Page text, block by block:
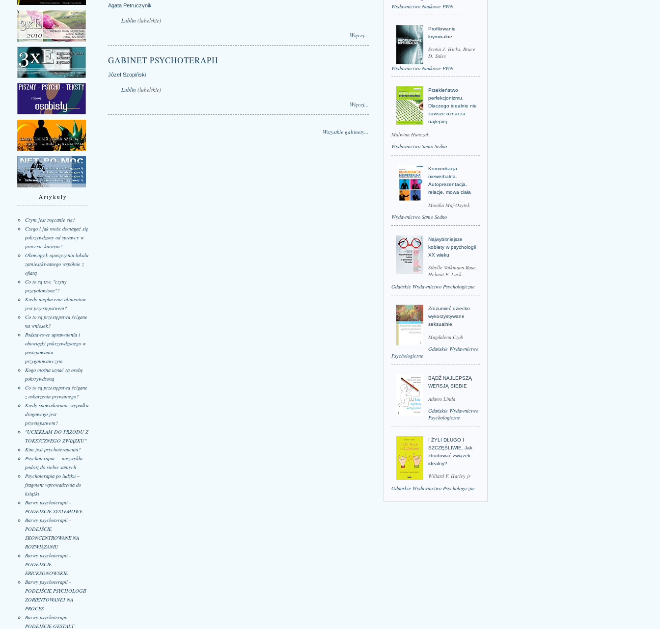
Artykuły
Czym jest znęcanie się?
Czego i jak może domagać się
pokrzywdzony od sprawcy w
procesie karnym?
Obowiązek opuszczenia lokalu
zamieszkiwanego wspólnie z
ofiarą
Co to są tzw. "czyny
przepołowione"?
Kiedy niepłacenie alimentów
jest przestępstwem?
Co to są przestępstwa ścigane
na wniosek?
Podstawowe uprawnienia i
obowiązki pokrzywdzonego w
postępowaniu
przygotowawczym
Kogo można uznać za osobę
pokrzywdzoną
Co to są przestępstwa ścigane
z oskarżenia prywatnego?
Kiedy spowodowanie wypadku
drogowego jest
przestępstwem?
"UCIEKŁAM DO PRZODU Z
TOKSYCZNEGO ZWIĄZKU"
Kim jest psychoterapeuta?
Psychoterapia — niezwykła
podróż do siebie samych
Psychoterapia po ludzku –
fragment wprowadzenia do
książki
Barwy psychoterapii -
PODEJŚCIE SYSTEMOWE
Barwy psychoterapii -
PODEJŚCIE
SKONCENTROWANE NA
ROZWIĄZANIU
Barwy psychoterapii -
PODEJŚCIE
ERICKSONOWSKIE
Barwy psychoterapii -
PODEJŚCIE PSYCHOLOGII
ZORIENTOWANEJ NA
PROCES
Barwy psychoterapii -
PODEJŚCIE GESTALT
Agata Petruczynik
Lublin (lubelskie)
Więcej...
GABINET PSYCHOTERAPII
Józef Szopiński
Lublin (lubelskie)
Więcej...
Wszystkie gabinety...
Wydawnictwo Naukowe PWN
Profilowanie
kryminalne
Scotia J. Hicks, Bruce
D. Sales
Wydawnictwo Naukowe PWN
Przekleństwo
perfekcjonizmu.
Dlaczego idealnie nie
zawsze oznacza
najlepiej
Malwina Huńczak
Wydawnictwo Samo Sedno
Komunikacja
niewerbalna.
Autoprezentacja,
relacje, mowa ciała
Monika Maj-Osytek
Wydawnictwo Samo Sedno
Najwybitniejsze
kobiety w psychologii
XX wieku
Sibylle Volkmann-Raue,
Helmut E. Lück
Gdańskie Wydawnictwo Psychologiczne
Zrozumieć dziecko
wykorzystywane
seksualnie
Magdalena Czub
Gdańskie Wydawnictwo
Psychologiczne
BĄDŹ NAJLEPSZĄ
WERSJĄ SIEBIE
Adams Linda
Gdańskie Wydawnictwo
Psychologiczne
I ŻYLI DŁUGO I
SZCZĘŚLIWIE. Jak
zbudować związek
idealny?
Willard F. Harley jr
Gdańskie Wydawnictwo Psychologiczne